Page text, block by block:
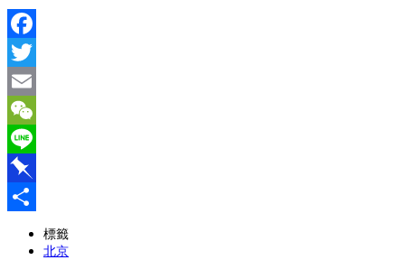
Facebook
Twitter
Email
WeChat
Line
Pinboard
標籤
北京